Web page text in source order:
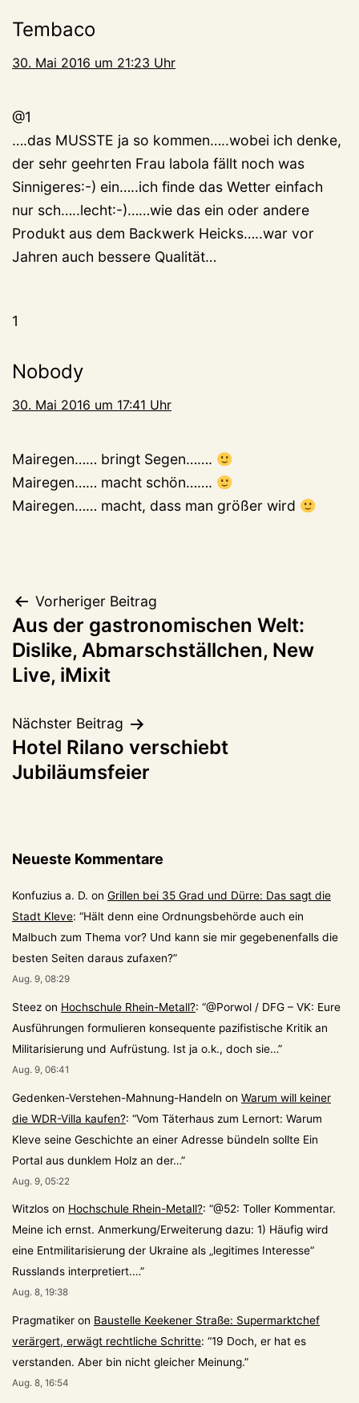
Tembaco
30. Mai 2016 um 21:23 Uhr
@1
….das MUSSTE ja so kommen…..wobei ich denke,
der sehr geehrten Frau labola fällt noch was
Sinnigeres:-) ein…..ich finde das Wetter einfach
nur sch…..lecht:-)……wie das ein oder andere
Produkt aus dem Backwerk Heicks…..war vor
Jahren auch bessere Qualität…
1
Nobody
30. Mai 2016 um 17:41 Uhr
Mairegen…… bringt Segen…….
Mairegen…… macht schön…….
Mairegen…… macht, dass man größer wird
Beitragsnavigation
Vorheriger Beitrag
Aus der gastronomischen Welt:
Dislike, Abmarschställchen, New
Live, iMixit
Nächster Beitrag
Hotel Rilano verschiebt
Jubiläumsfeier
Neueste Kommentare
Konfuzius a. D. on Grillen bei 35 Grad und Dürre: Das sagt die
Stadt Kleve: “Hält denn eine Ordnungsbehörde auch ein
Malbuch zum Thema vor? Und kann sie mir gegebenenfalls die
besten Seiten daraus zufaxen?”
Aug. 9, 08:29
Steez on Hochschule Rhein-Metall?: “@Porwol / DFG – VK: Eure
Ausführungen formulieren konsequente pazifistische Kritik an
Militarisierung und Aufrüstung. Ist ja o.k., doch sie…”
Aug. 9, 06:41
Gedenken-Verstehen-Mahnung-Handeln on Warum will keiner
die WDR-Villa kaufen?: “Vom Täterhaus zum Lernort: Warum
Kleve seine Geschichte an einer Adresse bündeln sollte Ein
Portal aus dunklem Holz an der…”
Aug. 9, 05:22
Witzlos on Hochschule Rhein-Metall?: “@52: Toller Kommentar.
Meine ich ernst. Anmerkung/Erweiterung dazu: 1) Häufig wird
eine Entmilitarisierung der Ukraine als „legitimes Interesse“
Russlands interpretiert.…”
Aug. 8, 19:38
Pragmatiker on Baustelle Keekener Straße: Supermarktchef
verärgert, erwägt rechtliche Schritte: “19 Doch, er hat es
verstanden. Aber bin nicht gleicher Meinung.”
Aug. 8, 16:54